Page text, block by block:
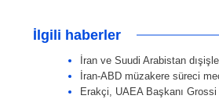
İlgili haberler
İran ve Suudi Arabistan
İran-ABD müzakere süreci
Erakçi, UAEA Başkanı